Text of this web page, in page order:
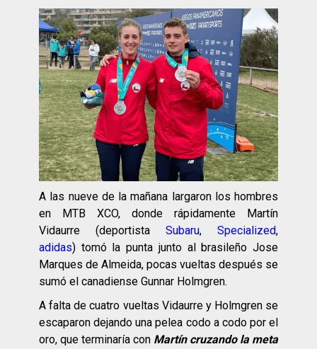
A las nueve de la mañana largaron los hombres
en MTB XCO, donde rápidamente Martín
Vidaurre (deportista Subaru, Specialized,
adidas) tomó la punta junto al brasileño Jose
Marques de Almeida, pocas vueltas después se
sumó el canadiense Gunnar Holmgren.
A falta de cuatro vueltas Vidaurre y Holmgren se
escaparon dejando una pelea codo a codo por el
oro, que terminaría con Martín cruzando la meta